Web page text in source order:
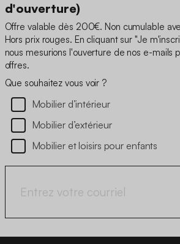
d'ouverture)
Offre valable dès 200€. Non cumulable
Hors prix rouges. En cliquant sur "Je
nous mesurions l'ouverture de nos e-mails
offres.
Que souhaitez vous voir ?
Mobilier d’intérieur
Mobilier d’extérieur
Mobilier et loisirs pour enfants